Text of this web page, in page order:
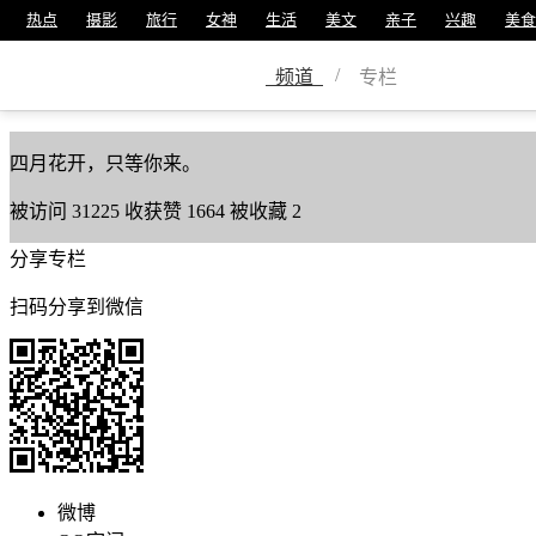
热点 摄影 旅行 女神 生活 美文 亲子 兴趣 美食
频道 / 专栏
美篇号12417367
四月花开，只等你来。
被访问 31225 收获赞 1664 被收藏 2
分享专栏
扫码分享到微信
微博